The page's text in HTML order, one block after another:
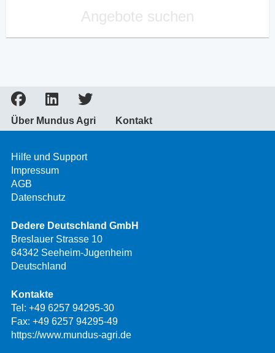
Angebote suchen
Über Mundus Agri Kontakt
Hilfe und Support
Impressum
AGB
Datenschutz
Dedere Deutschland GmbH
Breslauer Strasse 10
64342 Seeheim-Jugenheim
Deutschland
Kontakte
Tel: +49 6257 94295-30
Fax: +49 6257 94295-49
https://www.mundus-agri.de